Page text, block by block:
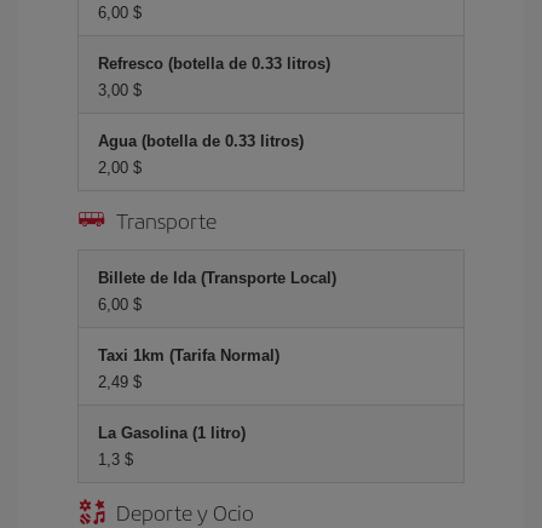
6,00 $
Refresco (botella de 0.33 litros)
3,00 $
Agua (botella de 0.33 litros)
2,00 $
Transporte
Billete de Ida (Transporte Local)
6,00 $
Taxi 1km (Tarifa Normal)
2,49 $
La Gasolina (1 litro)
1,3 $
Deporte y Ocio